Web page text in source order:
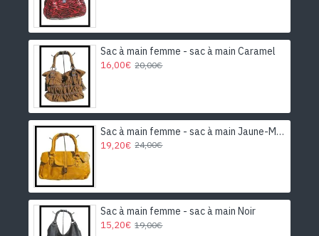
Sac à main femme - sac à main Caramel
16,00€ 20,00€
Sac à main femme - sac à main Jaune-Moutarde
19,20€ 24,00€
Sac à main femme - sac à main Noir
15,20€ 19,00€